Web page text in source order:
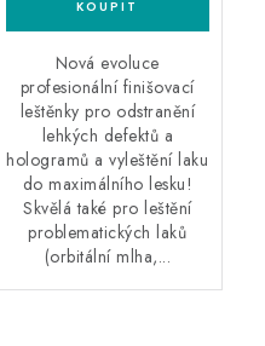
Nová evoluce
profesionální finišovací
leštěnky pro odstranění
lehkých defektů a
hologramů a vyleštění laku
do maximálního lesku!
Skvělá také pro leštění
problematických laků
(orbitální mlha,...